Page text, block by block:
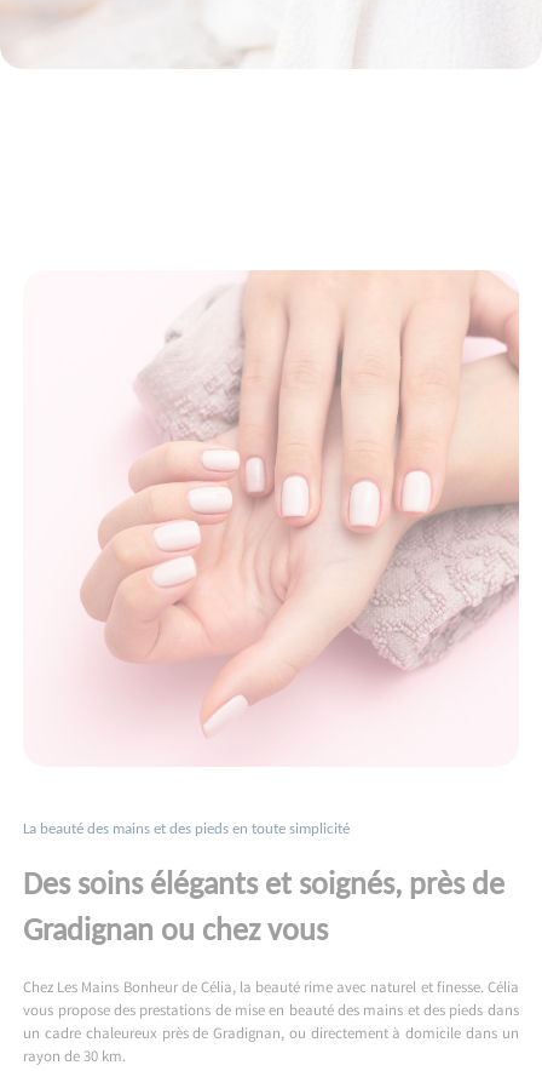
La beauté des mains et des pieds en toute simplicité
Des soins élégants et soignés, près de
Gradignan ou chez vous
Chez Les Mains Bonheur de Célia, la beauté rime avec naturel et finesse. Célia
vous propose des prestations de mise en beauté des mains et des pieds dans
un cadre chaleureux près de Gradignan, ou directement à domicile dans un
rayon de 30 km.